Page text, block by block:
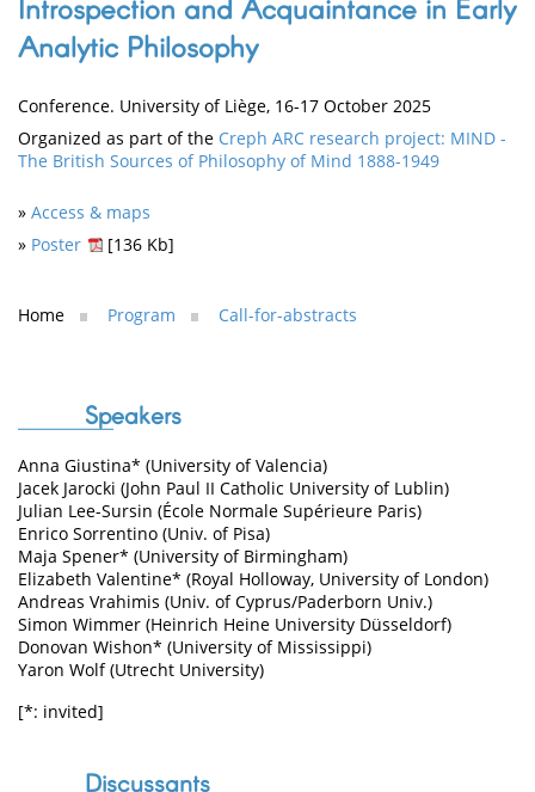
Introspection and Acquaintance in Early
Analytic Philosophy
Conference. University of Liège, 16-17 October 2025
Organized as part of the Creph ARC research project: MIND -
The British Sources of Philosophy of Mind 1888-1949
» Access & maps
» Poster [136 Kb]
Home Program Call-for-abstracts
Speakers
Anna Giustina* (University of Valencia)
Jacek Jarocki (John Paul II Catholic University of Lublin)
Julian Lee-Sursin (École Normale Supérieure Paris)
Enrico Sorrentino (Univ. of Pisa)
Maja Spener* (University of Birmingham)
Elizabeth Valentine* (Royal Holloway, University of London)
Andreas Vrahimis (Univ. of Cyprus/Paderborn Univ.)
Simon Wimmer (Heinrich Heine University Düsseldorf)
Donovan Wishon* (University of Mississippi)
Yaron Wolf (Utrecht University)
[*: invited]
Discussants